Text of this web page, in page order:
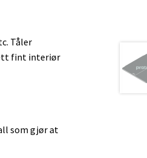
Tåler
fint interiør
som gjør at